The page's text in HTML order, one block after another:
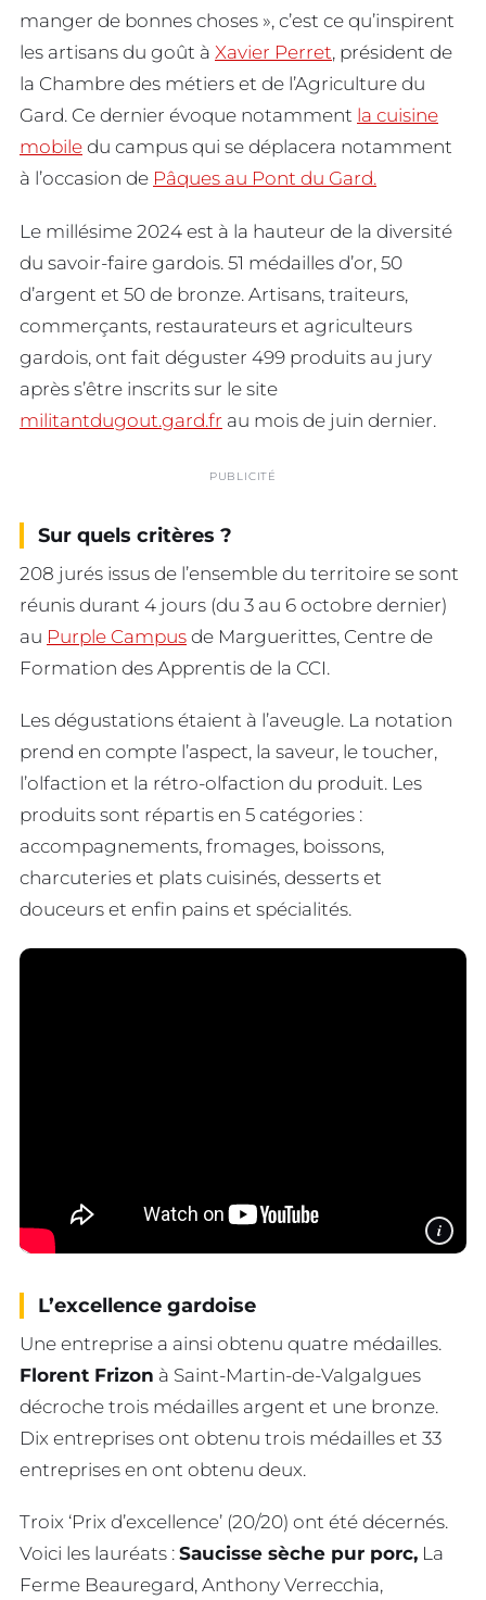
manger de bonnes choses », c’est ce qu’inspirent
les artisans du goût à Xavier Perret, président de
la Chambre des métiers et de l’Agriculture du
Gard. Ce dernier évoque notamment la cuisine
mobile du campus qui se déplacera notamment
à l’occasion de Pâques au Pont du Gard.
Le millésime 2024 est à la hauteur de la diversité
du savoir-faire gardois. 51 médailles d’or, 50
d’argent et 50 de bronze. Artisans, traiteurs,
commerçants, restaurateurs et agriculteurs
gardois, ont fait déguster 499 produits au jury
après s’être inscrits sur le site
militantdugout.gard.fr au mois de juin dernier.
PUBLICITÉ
Sur quels critères ?
208 jurés issus de l’ensemble du territoire se sont
réunis durant 4 jours (du 3 au 6 octobre dernier)
au Purple Campus de Marguerittes, Centre de
Formation des Apprentis de la CCI.
Les dégustations étaient à l’aveugle. La notation
prend en compte l’aspect, la saveur, le toucher,
l’olfaction et la rétro-olfaction du produit. Les
produits sont répartis en 5 catégories :
accompagnements, fromages, boissons,
charcuteries et plats cuisinés, desserts et
douceurs et enfin pains et spécialités.
i
L’excellence gardoise
Une entreprise a ainsi obtenu quatre médailles.
Florent Frizon à Saint-Martin-de-Valgalgues
décroche trois médailles argent et une bronze.
Dix entreprises ont obtenu trois médailles et 33
entreprises en ont obtenu deux.
Troix ‘Prix d’excellence’ (20/20) ont été décernés.
Voici les lauréats : Saucisse sèche pur porc, La
Ferme Beauregard, Anthony Verrecchia,